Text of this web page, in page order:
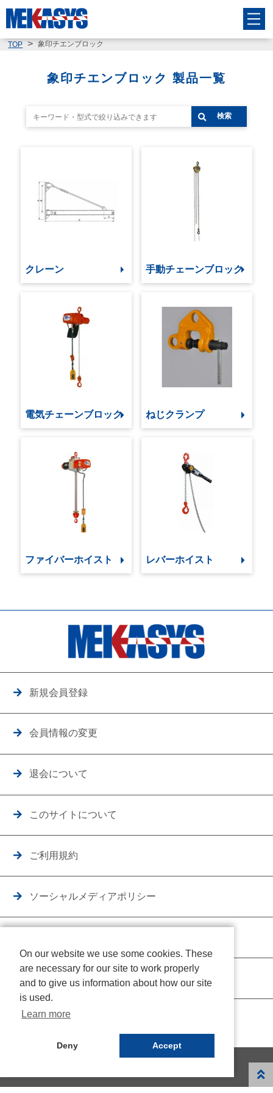
TOP 象印チエンブロック
象印チエンブロック 製品一覧
検索
クレーン 手動チェーンブロック
電気チェーンブロック ねじクランプ
ファイバーホイスト レバーホイスト
新規会員登録
会員情報の変更
退会について
このサイトについて
ご利用規約
ソーシャルメディアポリシー
クッキーポリシー
On our website we use some cookies. These
are necessary for our site to work properly
and to give us information about how our site
is used.
Learn more
Deny Accept